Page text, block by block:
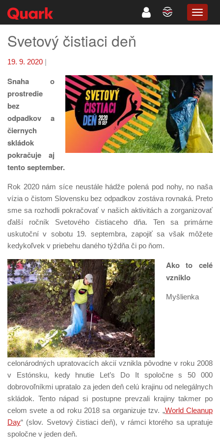
Svetový čistiaci deň
19. 9. 2020 |
Snaha o
prostredie
bez
odpadkov a
čiernych
skládok
pokračuje aj
tento september.
Rok 2020 nám síce neustále hádže polená pod nohy, no naša
vízia o čistom Slovensku bez odpadkov zostáva rovnaká. Preto
sme sa rozhodli pokračovať v našich aktivitách a zorganizovať
ďalší ročník Svetového čistiaceho dňa. Ten sa primárne
uskutoční v sobotu 19. septembra, zapojiť sa však môžete
kedykoľvek v priebehu daného týždňa či po ňom.
Ako to celé
vzniklo
Myšlienka
celonárodných upratovacích akcií vznikla pôvodne v roku 2008
v Estónsku, kedy hnutie Let’s Do It spoločne s 50 000
dobrovoľníkmi upratalo za jeden deň celú krajinu od nelegálnych
skládok. Tento nápad si postupne prevzali krajiny takmer po
celom svete a od roku 2018 sa organizuje tzv. „World Cleanup
Day“ (slov. Svetový čistiaci deň), v rámci ktorého sa upratuje
spoločne v jeden deň.